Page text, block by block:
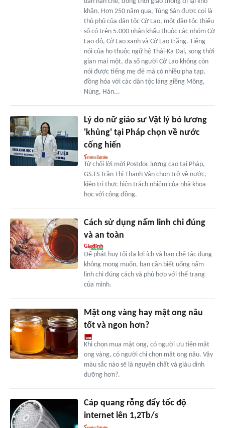
khăn. Hơn 250 năm qua, Túng Sán được coi là
thủ phủ của dân tộc Cờ Lao, một dân tộc thiểu
số có trên 5.000 nhân khẩu thuộc các nhóm Cờ
Lao đỏ, Cờ Lao xanh và Cờ Lao trắng. Tiếng
nói của họ thuộc ngữ hệ Thái-Ka Đai, song thời
gian mai một, đa số người Cờ Lao không còn
nói được tiếng mẹ đẻ mà có nhiều pha tạp,
đồng hóa với các dân tộc láng giềng Mông,
Nùng, Hán...
Lý do nữ giáo sư Vật lý bỏ lương
'khủng' tại Pháp chọn về nước
cống hiến
Từ chối lời mời Postdoc lương cao tại Pháp,
GS.TS Trần Thị Thanh Vân chọn trở về nước,
kiên trì thực hiện trách nhiệm của nhà khoa
học với cộng đồng.
Cách sử dụng nấm linh chi đúng
và an toàn
Để phát huy tối đa lợi ích và hạn chế tác dụng
không mong muốn, bạn cần biết uống nấm
linh chi đúng cách và phù hợp với thể trạng
của mình.
Mật ong vàng hay mật ong nâu
tốt và ngon hơn?
Khi chọn mua mật ong, có người ưu tiên mật
ong vàng, có người chỉ chọn mật ong nâu. Vậy
màu sắc nào sẽ là nguyên chất và giàu dinh
dưỡng hơn?.
Cáp quang rỗng đẩy tốc độ
internet lên 1,2Tb/s